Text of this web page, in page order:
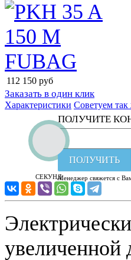
112 150 руб
Заказать в один клик
Характеристики Советуем так
СЕКУНД
ПОЛУЧИТЕ
ПОЛУЧИТЬ
Менеджер свяжется с
увеличенной